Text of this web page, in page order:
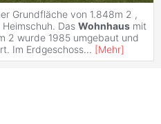
Grundfläche von 1.848m 2 ,
Das Wohnhaus mit
2 wurde 1985 umgebaut und
Im Erdgeschoss... [Mehr]